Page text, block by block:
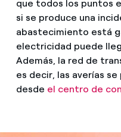
que todos los puntos
si se produce una
abastecimiento está
electricidad puede
Además, la red de
es decir, las averías
desde el centro de